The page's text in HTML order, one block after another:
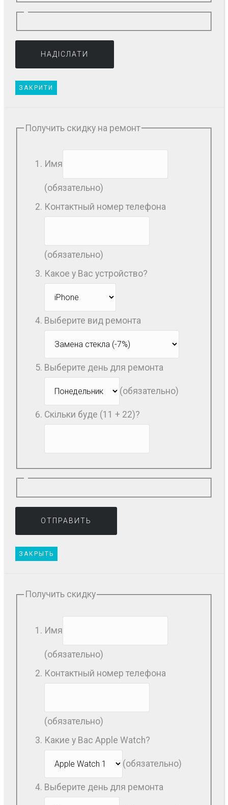
ЗАКРИТИ
Получить скидку на ремонт
Имя
(обязательно)
Контактный номер телефона
(обязательно)
Какое у Вас устройство?
Выберите вид ремонта
Выберите день для ремонта
(обязательно)
Скільки буде (11 + 22)?
ЗАКРЫТЬ
Получить скидку
Имя
(обязательно)
Контактный номер телефона
(обязательно)
Какие у Вас Apple Watch?
(обязательно)
Выберите день для ремонта